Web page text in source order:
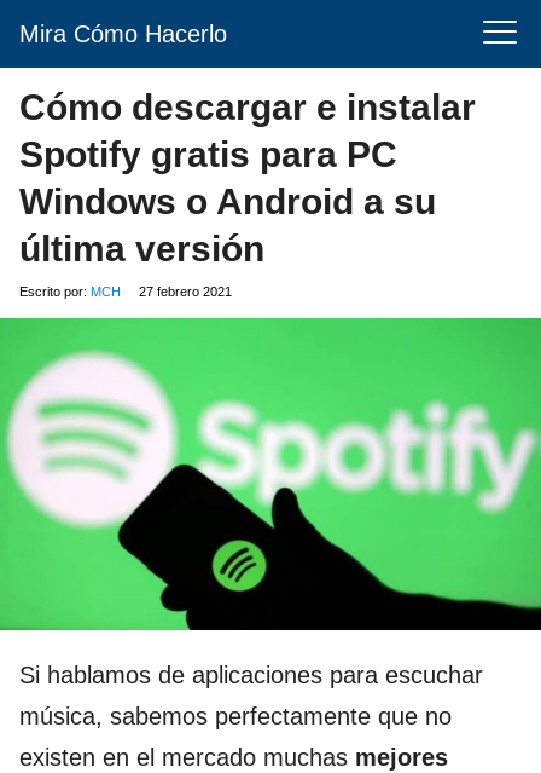
Mira Cómo Hacerlo
Cómo descargar e instalar
Spotify gratis para PC
Windows o Android a su
última versión
Escrito por: MCH 27 febrero 2021
Si hablamos de aplicaciones para escuchar
música, sabemos perfectamente que no
existen en el mercado muchas mejores